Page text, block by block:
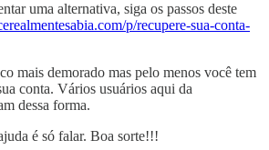
uma alternativa, siga os passos deste
p/recupere-sua-conta-
mais demorado mas pelo menos você tem
conta. Vários usuários aqui da
dessa forma.
é só falar. Boa sorte!!!